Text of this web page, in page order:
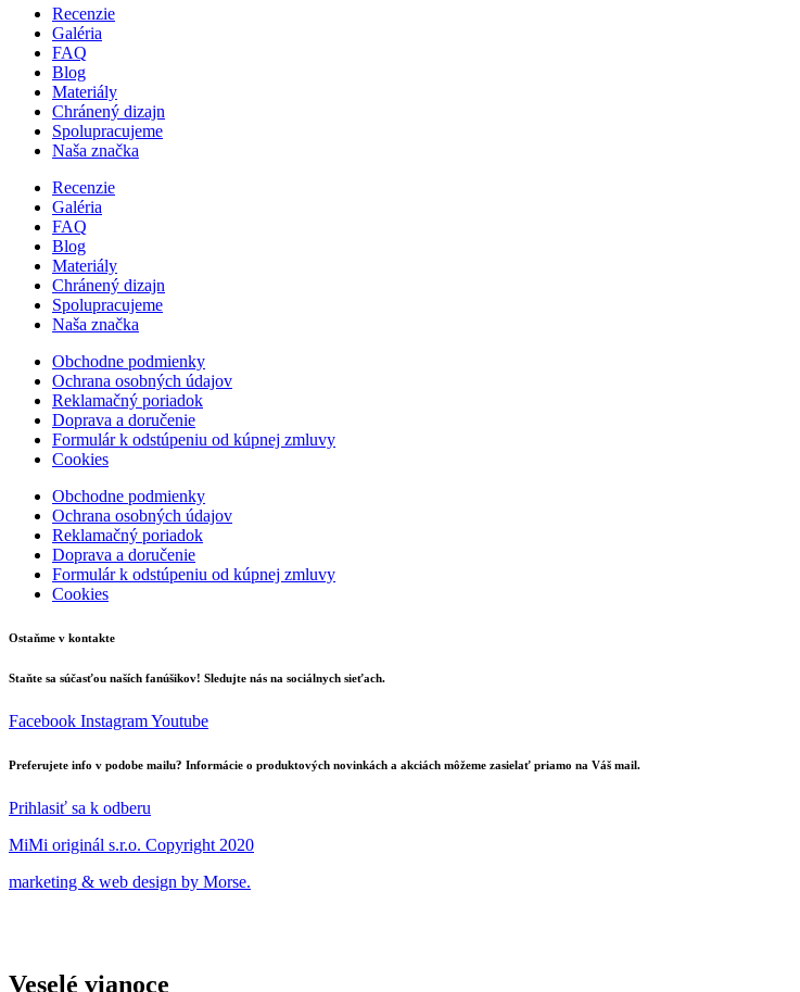
Recenzie
Galéria
FAQ
Blog
Materiály
Chránený dizajn
Spolupracujeme
Naša značka
Recenzie
Galéria
FAQ
Blog
Materiály
Chránený dizajn
Spolupracujeme
Naša značka
Obchodne podmienky
Ochrana osobných údajov
Reklamačný poriadok
Doprava a doručenie
Formulár k odstúpeniu od kúpnej zmluvy
Cookies
Obchodne podmienky
Ochrana osobných údajov
Reklamačný poriadok
Doprava a doručenie
Formulár k odstúpeniu od kúpnej zmluvy
Cookies
Ostaňme v kontakte
Staňte sa súčasťou naších fanúšikov! Sledujte nás na sociálnych sieťach.
Facebook InstagramYoutube
Preferujete info v podobe mailu? Informácie o produktových novinkách a akciách môžeme zasielať priamo na Váš mail.
Prihlasiť sa k odberu
MiMi originál s.r.o. Copyright 2020
marketing & web design by Morse.
Veselé vianoce